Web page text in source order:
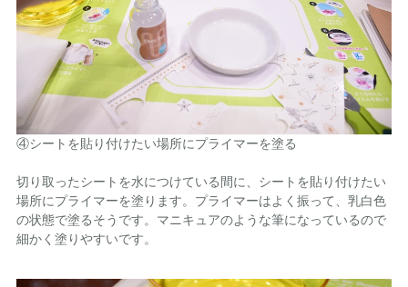
④シートを貼り付けたい場所にプライマーを塗る
切り取ったシートを水につけている間に、シートを貼り付けたい
場所にプライマーを塗ります。プライマーはよく振って、乳白色
の状態で塗るそうです。マニキュアのような筆になっているので
細かく塗りやすいです。